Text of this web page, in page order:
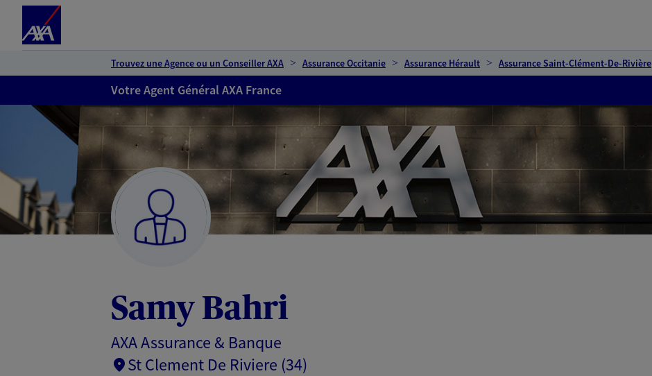
Trouvez une Agence ou un Conseiller AXA Assurance Occitanie Assurance Hérault Assurance Saint-Clément-De-Rivière
Votre Agent Général AXA France
Samy Bahri
AXA Assurance & Banque
St Clement De Riviere (34)